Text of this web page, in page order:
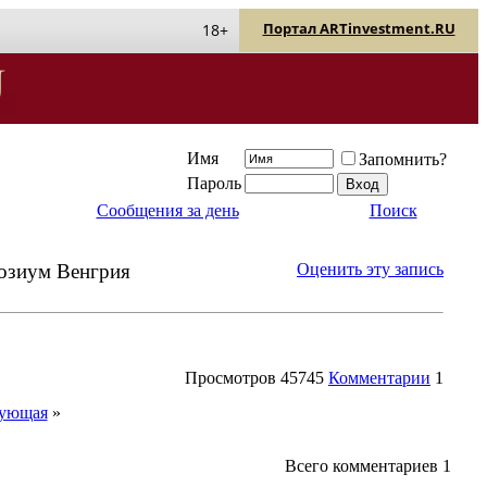
Портал ARTinvestment.RU
18+
Имя
Запомнить?
Пароль
Сообщения за день Поиск
Оценить эту запись
Венгрия
Просмотров 45745 Комментарии 1
»
Всего комментариев 1